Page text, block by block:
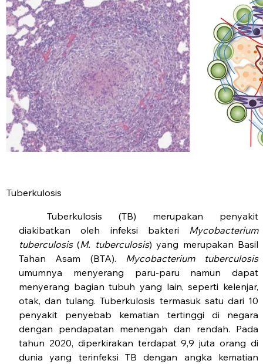
Tuberkulosis
Tuberkulosis (TB) merupakan penyakit
diakibatkan oleh infeksi bakteri Mycobacterium
tuberculosis(M. tuberculosis) yang merupakan Basil
Tahan Asam (BTA).
Mycobacterium tuberculosis
umumnya menyerang paru-paru namun dapat
menyerang bagian tubuh yang lain, seperti kelenjar,
otak, dan tulang. Tuberkulosis termasuk satu dari 10
penyakit penyebab kematian tertinggi di negara
dengan pendapatan menengah dan rendah. Pada
tahun 2020, diperkirakan terdapat 9,9 juta orang di
dunia yang terinfeksi TB dengan angka kematian